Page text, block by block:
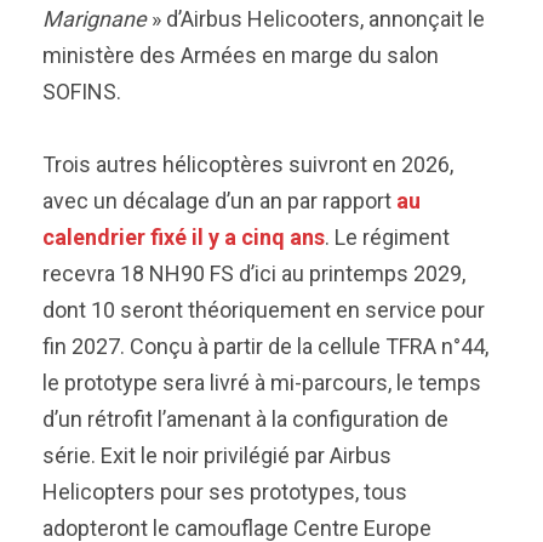
Marignane» d’Airbus Helicooters, annonçait le
ministère des Armées en marge du salon
SOFINS.
Trois autres hélicoptères suivront en 2026,
avec un décalage d’un an par rapport au
calendrier fixé il y a cinq ans. Le régiment
recevra 18 NH90 FS d’ici au printemps 2029,
dont 10 seront théoriquement en service pour
fin 2027. Conçu à partir de la cellule TFRA n°44,
le prototype sera livré à mi-parcours, le temps
d’un rétrofit l’amenant à la configuration de
série. Exit le noir privilégié par Airbus
Helicopters pour ses prototypes, tous
adopteront le camouflage Centre Europe